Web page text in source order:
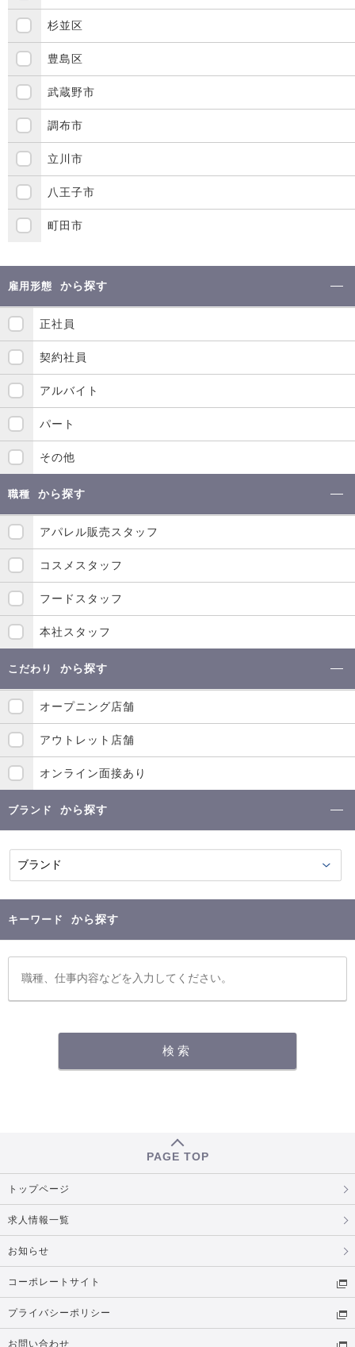
杉並区
豊島区
武蔵野市
調布市
立川市
八王子市
町田市
雇用形態 から探す
正社員
契約社員
アルバイト
パート
その他
職種 から探す
アパレル販売スタッフ
コスメスタッフ
フードスタッフ
本社スタッフ
こだわり から探す
オープニング店舗
アウトレット店舗
オンライン面接あり
ブランド から探す
キーワード から探す
PAGE TOP
トップページ
求人情報一覧
お知らせ
コーポレートサイト
プライバシーポリシー
お問い合わせ